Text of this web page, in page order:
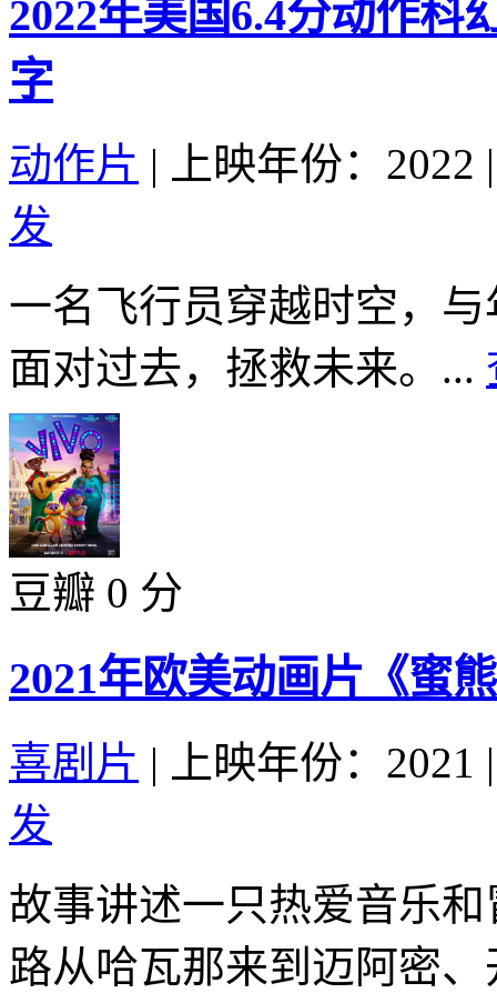
2022年美国6.4分动作科
字
动作片 | 上映年份：2022 |
发
一名飞行员穿越时空，
面对过去，拯救未来。...
豆瓣 0 分
2021年欧美动画片《蜜
喜剧片 | 上映年份：2021 |
发
故事讲述一只热爱音乐
路从哈瓦那来到迈阿密